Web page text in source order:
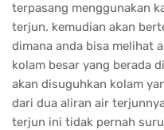
terpasang menggunakan
terjun. kemudian akan
dimana anda bisa melihat
kolam besar yang berada
akan disuguhkan kolam
dari dua aliran air
terjun ini tidak pernah